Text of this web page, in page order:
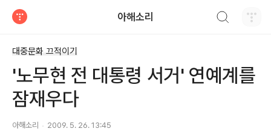
아해소리
대중문화 끄적이기
'노무현 전 대통령 서거' 연예계를
잠재우다
아해소리 2009. 5. 26. 13:45